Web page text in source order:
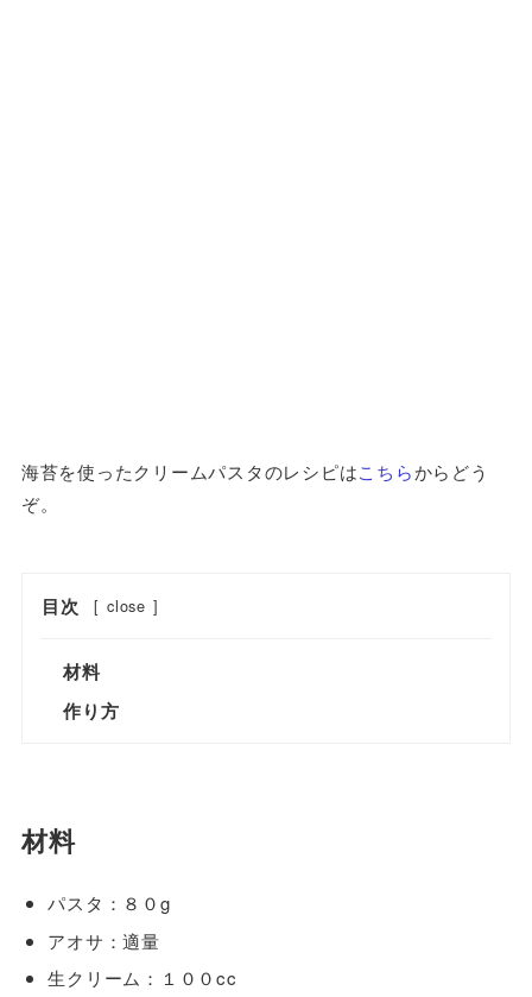
海苔を使ったクリームパスタのレシピはこちらからどう
ぞ。
目次 [ close ]
材料
作り方
材料
パスタ：８０g
アオサ：適量
生クリーム：１００cc